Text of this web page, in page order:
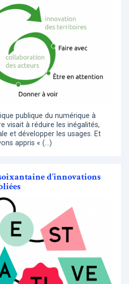
publique du numérique à
visait à réduire les inégalités,
et développer les usages. Et
appris « (…)
d’innovations